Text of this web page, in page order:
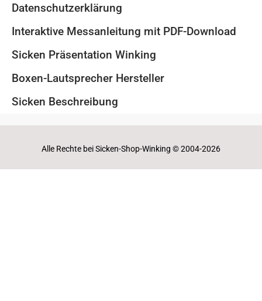
Datenschutzerklärung
Interaktive Messanleitung mit PDF-Download
Sicken Präsentation Winking
Boxen-Lautsprecher Hersteller
Sicken Beschreibung
Alle Rechte bei Sicken-Shop-Winking © 2004-2026